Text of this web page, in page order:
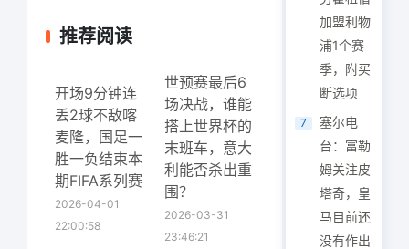
推荐阅读
开场9分钟连
丢2球不敌喀
麦隆，国足一
胜一负结束本
期FIFA系列赛
2026-04-01
22:00:58
世预赛最后6
场决战，谁能
搭上世界杯的
末班车，意大
利能否杀出重
围？
2026-03-31
23:46:21
加盟利物
浦1个赛
季，附买
断选项
7
塞尔电
台：富勒
姆关注皮
塔奇，皇
马目前还
没有作出